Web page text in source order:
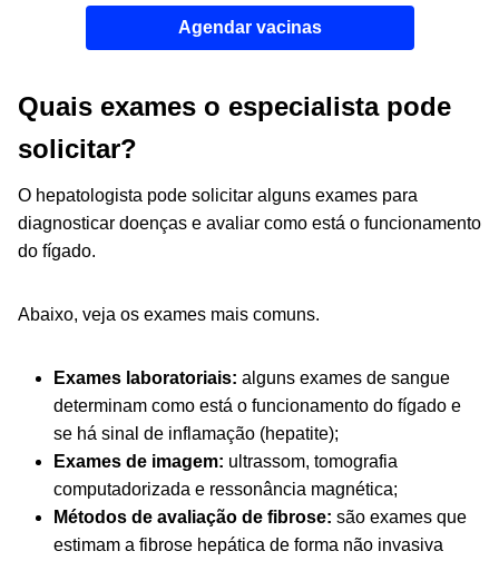
Agendar vacinas
Quais exames o especialista pode
solicitar?
O hepatologista pode solicitar alguns exames para
diagnosticar doenças e avaliar como está o funcionamento
do fígado.
Abaixo, veja os exames mais comuns.
Exames laboratoriais: alguns exames de sangue
determinam como está o funcionamento do fígado e
se há sinal de inflamação (hepatite);
Exames de imagem: ultrassom, tomografia
computadorizada e ressonância magnética;
Métodos de avaliação de fibrose: são exames que
estimam a fibrose hepática de forma não invasiva